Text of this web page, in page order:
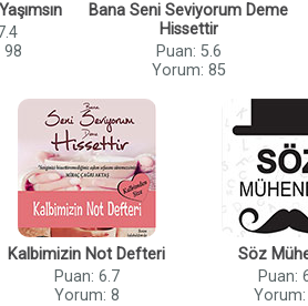
98
Bana Seni Seviyorum Deme
Hissettir
Puan: 5.6
Yorum: 85
Kalbimizin Not Defteri
Puan: 6.7
Yorum: 8
Söz
Puan: